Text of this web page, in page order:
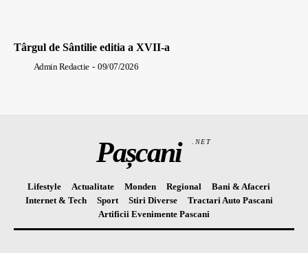
Târgul de Sântilie editia a XVII-a
Admin Redactie - 09/07/2026
Pașcani .NET
Lifestyle Actualitate Monden Regional
Bani & Afaceri
Internet & Tech
Sport Stiri Diverse
Tractari Auto Pascani
Artificii Evenimente Pascani